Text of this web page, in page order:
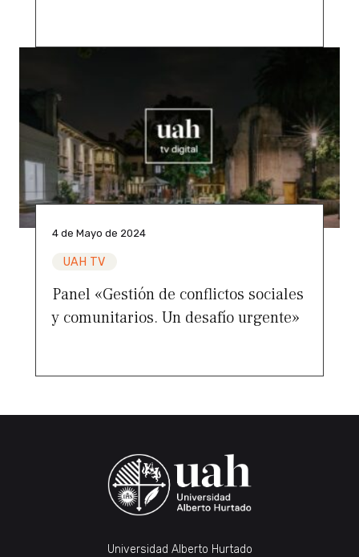
4 de Mayo de 2024
UAH TV
Panel «Gestión de conflictos sociales
y comunitarios. Un desafío urgente»
Universidad Alberto Hurtado